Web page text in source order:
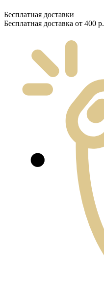
Бесплатная доставки
Бесплатная доставка от 400 р.